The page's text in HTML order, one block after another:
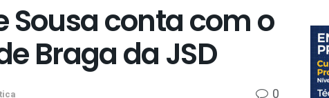
Sousa conta com o
Braga da JSD
0